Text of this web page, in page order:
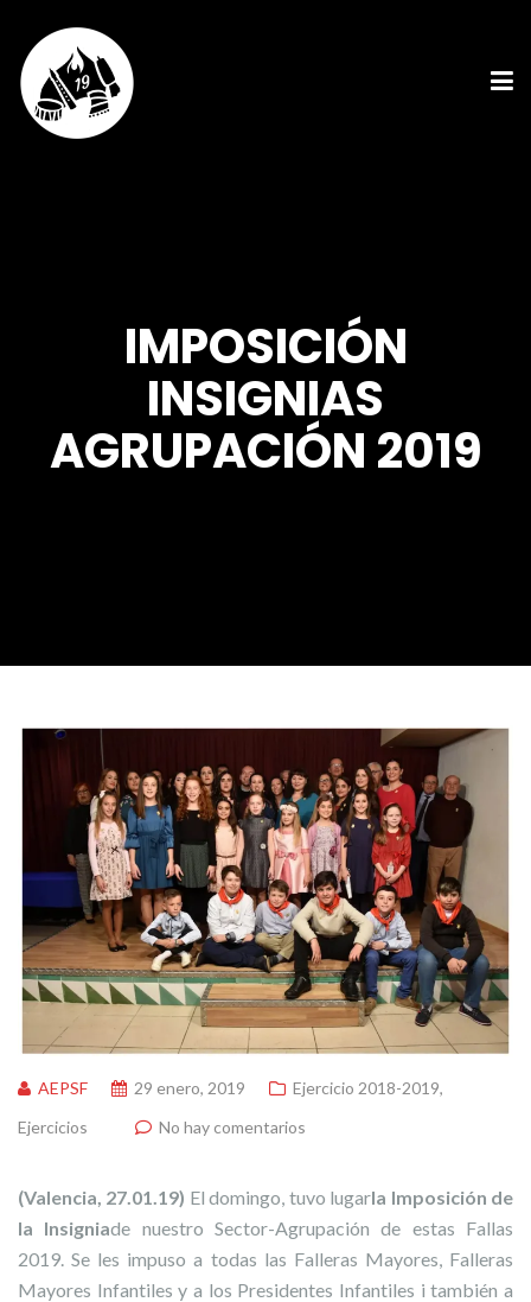
IMPOSICIÓN
INSIGNIAS
AGRUPACIÓN 2019
AEPSF 29 enero, 2019 Ejercicio 2018-2019,
Ejercicios
No hay comentarios
(Valencia, 27.01.19) El domingo, tuvo lugarla Imposición de
la Insigniade nuestro Sector-Agrupación de estas Fallas
2019. Se les impuso a todas las Falleras Mayores, Falleras
Mayores Infantiles y a los Presidentes Infantiles i también a